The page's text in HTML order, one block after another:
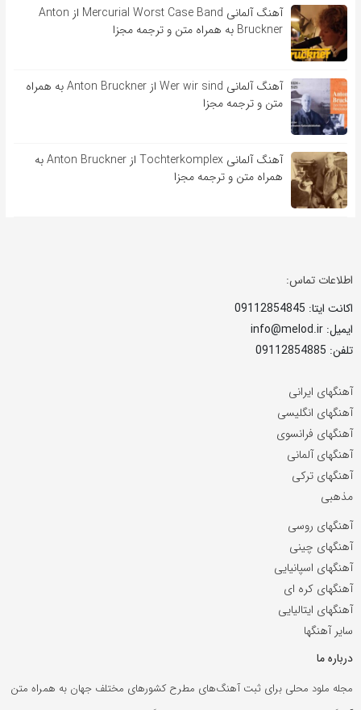
آهنگ آلمانی Mercurial Worst Case Band از Anton
Bruckner به همراه متن و ترجمه مجزا
آهنگ آلمانی Wer wir sind از Anton Bruckner به همراه
متن و ترجمه مجزا
آهنگ آلمانی Tochterkomplex از Anton Bruckner به
همراه متن و ترجمه مجزا
اطلاعات تماس:
اکانت ایتا: 09112854845
ایمیل: info@melod.ir
تلفن: 09112854885
آهنگهای ایرانی
آهنگهای انگلیسی
آهنگهای فرانسوی
آهنگهای آلمانی
آهنگهای ترکی
مذهبی
آهنگهای روسی
آهنگهای چینی
آهنگهای اسپانیایی
آهنگهای کره ای
آهنگهای ایتالیایی
سایر آهنگها
درباره ما
مجله ملود محلی برای ثبت آهنگ‌های مطرح کشورهای مختلف جهان به همراه متن